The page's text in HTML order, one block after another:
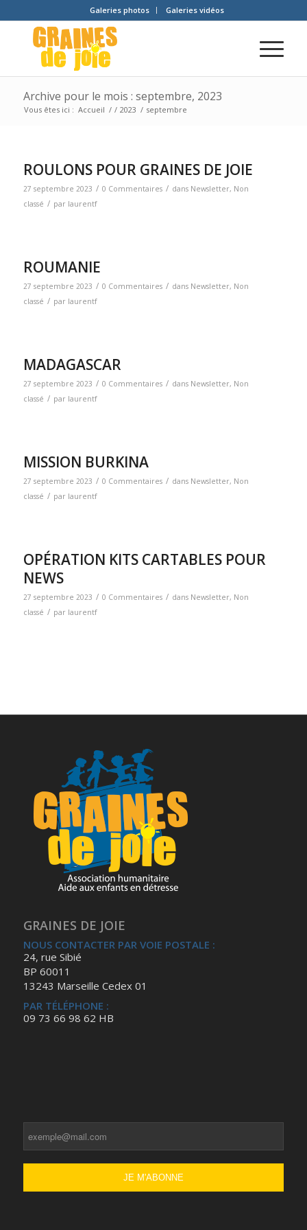
Galeries photos Galeries vidéos
Archive pour le mois : septembre, 2023
Vous êtes ici : Accueil / / 2023 / septembre
ROULONS POUR GRAINES DE JOIE
27 septembre 2023 / 0 Commentaires / dans Newsletter, Non
classé / par laurentf
ROUMANIE
27 septembre 2023 / 0 Commentaires / dans Newsletter, Non
classé / par laurentf
MADAGASCAR
27 septembre 2023 / 0 Commentaires / dans Newsletter, Non
classé / par laurentf
MISSION BURKINA
27 septembre 2023 / 0 Commentaires / dans Newsletter, Non
classé / par laurentf
OPÉRATION KITS CARTABLES POUR
NEWS
27 septembre 2023 / 0 Commentaires / dans Newsletter, Non
classé / par laurentf
GRAINES DE JOIE
NOUS CONTACTER PAR VOIE POSTALE :
24, rue Sibié
BP 60011
13243 Marseille Cedex 01
PAR TÉLÉPHONE :
09 73 66 98 62 HB